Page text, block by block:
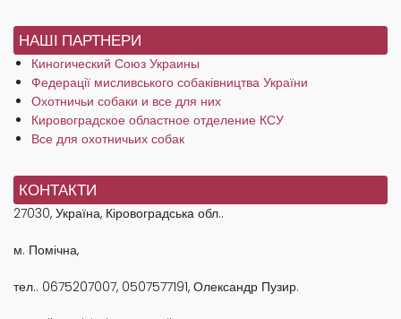
НАШІ ПАРТНЕРИ
Киногический Союз Украины
Федерації мисливського собаківництва України
Охотничьи собаки и все для них
Кировоградское областное отделение КСУ
Все для охотничьих собак
КОНТАКТИ
27030, Україна, Кіровоградська обл..
м. Помічна,
тел.. 0675207007, 0507577191, Олександр Пузир.